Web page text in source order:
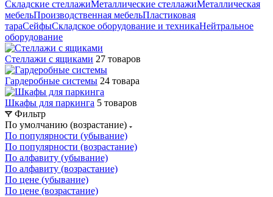
Складские стеллажиМеталлические стеллажиМеталлическая
мебельПроизводственная мебельПластиковая
тараСейфыСкладское оборудование и техникаНейтральное
оборудование
Стеллажи с ящиками 27 товаров
Гардеробные системы 24 товара
Шкафы для паркинга 5 товаров
Фильтр
По умолчанию (возрастание)
По популярности (убывание)
По популярности (возрастание)
По алфавиту (убывание)
По алфавиту (возрастание)
По цене (убывание)
По цене (возрастание)